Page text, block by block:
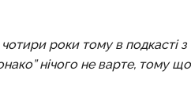
роки тому в подкасті
нічого не варте, тому що